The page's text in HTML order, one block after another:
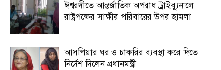
ঈশ্বরদীতে আন্তর্জাতিক অপরাধ ট্রাইব্যুনালে
রাষ্ট্রপক্ষের সাক্ষীর পরিবারের উপর হামলা
আসপিয়ার ঘর ও চাকরির ব্যবস্থা করে দিতে
নির্দেশ দিলেন প্রধানমন্ত্রী